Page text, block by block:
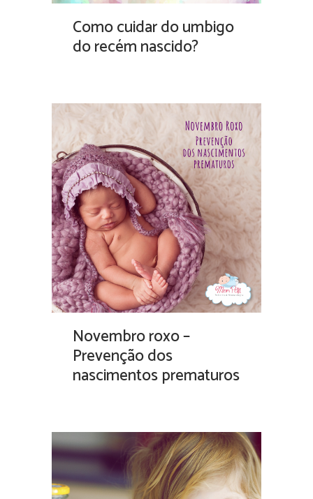
Como cuidar do umbigo
do recém nascido?
Novembro roxo –
Prevenção dos
nascimentos prematuros